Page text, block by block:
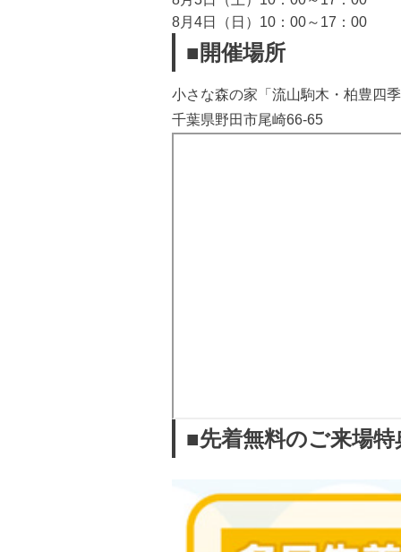
8月4日（日）10：00～17：00
■開催場所
小さな森の家「流山駒木・柏豊四
千葉県野田市尾崎66-65
■先着無料のご来場特